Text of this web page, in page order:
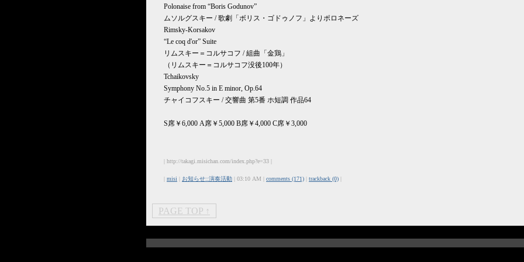
Polonaise from “Boris Godunov”
ムソルグスキー / 歌劇「ボリス・ゴドゥノフ」よりポロネーズ
Rimsky-Korsakov
“Le coq d'or” Suite
リムスキー＝コルサコフ / 組曲「金鶏」
（リムスキー＝コルサコフ没後100年）
Tchaikovsky
Symphony No.5 in E minor, Op.64
チャイコフスキー / 交響曲 第5番 ホ短調 作品64
S席￥6,000 A席￥5,000 B席￥4,000 C席￥3,000
| http://takagi.misichan.com/index.php?e=33 |
misi お知らせ::演奏活動 | 03:10 AM | comments (171) trackback (0)
PAGE TOP ↑